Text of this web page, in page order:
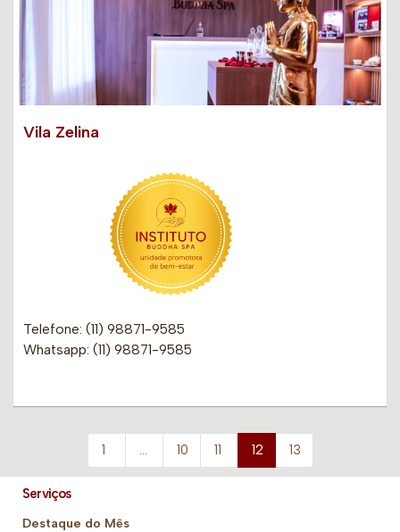
Vila Zelina
Telefone: (11) 98871-9585
Whatsapp: (11) 98871-9585
1 … 10 11 12 13
Serviços
Destaque do Mês